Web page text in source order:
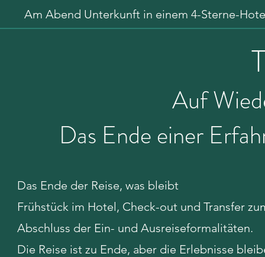
Am Abend Unterkunft in einem 4-Sterne-
Auf
Das Ende einer
Das Ende der Reise, was bleibt
Frühstück im Hotel, Check-out und Transfer
Abschluss der Ein- und Ausreiseformalitäten.
Die Reise ist zu Ende, aber die Erlebnisse